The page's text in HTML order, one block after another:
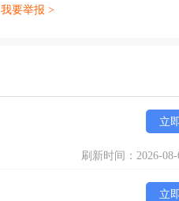
我要举报 >
立
刷新时间：2026-08-
立